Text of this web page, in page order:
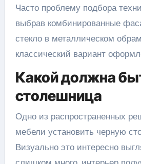
Часто проблему подбора
выбрав комбинированные
стекло в металлическом
классический вариант
Какой должна
столешница
Одно из распространенных
мебели установить черную
Визуально это интересно